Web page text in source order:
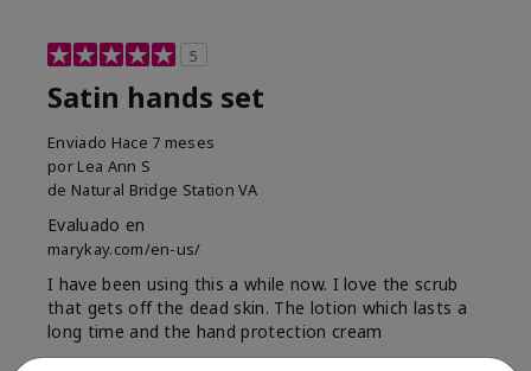
5
Satin hands set
Enviado Hace 7 meses
por Lea Ann S
de Natural Bridge Station VA
Evaluado en
marykay.com/en-us/
I have been using this a while now. I love the scrub
that gets off the dead skin. The lotion which lasts a
long time and the hand protection cream